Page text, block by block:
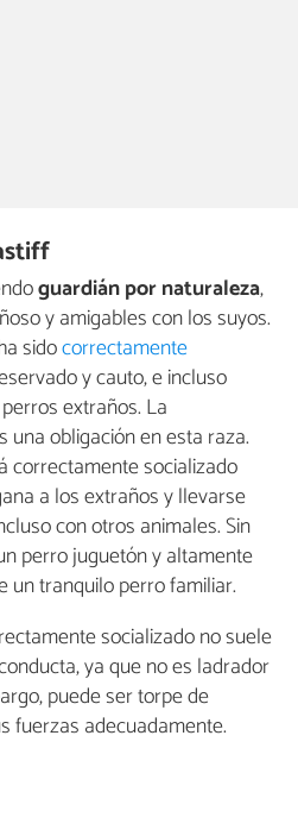
guardián por naturaleza,
y amigables con los suyos.
sidocorrectamente
y cauto, e incluso
extraños. La
una obligación en esta raza.
correctamente socializado
a los extraños y llevarse
con otros animales. Sin
perro juguetón y altamente
un tranquilo perro familiar.
socializado no suele
ya que no es ladrador
puede ser torpe de
fuerzas adecuadamente.